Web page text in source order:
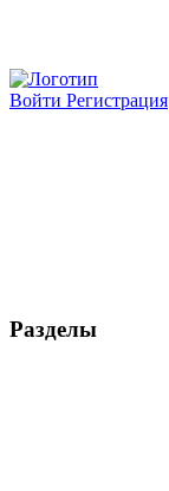
Войти Регистрация
Разделы